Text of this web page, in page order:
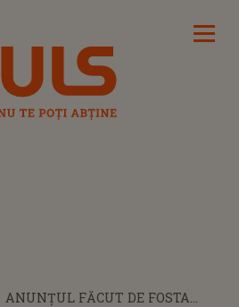
ANUNȚUL FĂCUT DE FOSTA